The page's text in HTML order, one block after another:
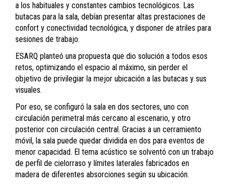
a los habituales y constantes cambios tecnológicos. Las
butacas para la sala, debían presentar altas prestaciones de
confort y conectividad tecnológica, y disponer de atriles para
sesiones de trabajo.
ESARQ planteó una propuesta que dio solución a todos esos
retos, optimizando el espacio al máximo, sin perder el
objetivo de privilegiar la mejor ubicación a las butacas y sus
visuales.
Por eso, se configuró la sala en dos sectores, uno con
circulación perimetral más cercano al escenario, y otro
posterior con circulación central. Gracias a un cerramiento
móvil, la sala puede quedar dividida en dos para eventos de
menor capacidad. El tema acústico se solventó con un trabajo
de perfil de cielorraso y límites laterales fabricados en
madera de diferentes absorciones según su ubicación.